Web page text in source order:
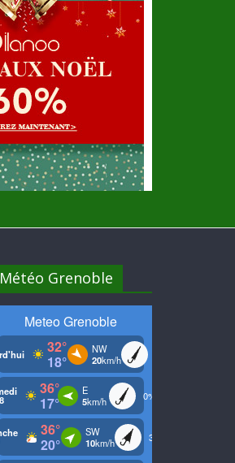
Météo Grenoble